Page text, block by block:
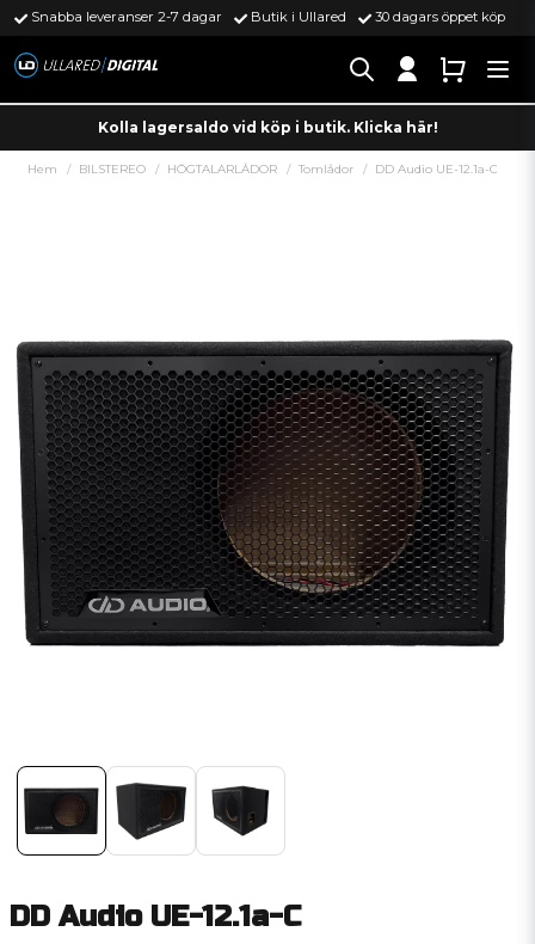
Snabba leveranser 2-7 dagar Butik i Ullared 30 dagars öppet köp
Kolla lagersaldo vid köp i butik. Klicka här!
Hem BILSTEREO HÖGTALARLÅDOR Tomlådor DD Audio UE-12.1a-C
DD Audio UE-12.1a-C